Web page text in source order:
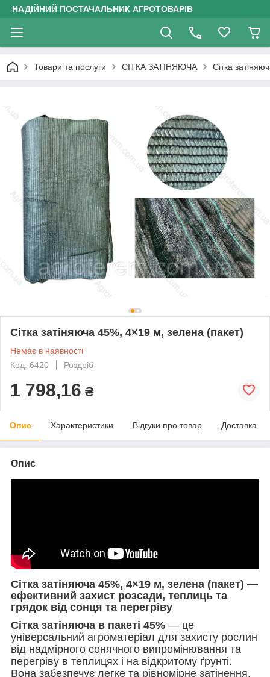
НАДІЙНИЙ ПОСТАЧАЛЬНИК АГРОТОВАРІВ
Товари та послуги СІТКА ЗАТІНЯЮЧА Сітка
Сітка затіняюча 45%, 4×19 м, зелена (пакет)
Немає в наявності
Код: 6420
Роздріб
1 798,16 ₴
Опис Характеристики Відгуки про товар Доставка
Опис
Сітка затіняюча 45%, 4×19 м, зелена (пакет) —
ефективний захист розсади, теплиць та
грядок від сонця та перегріву
Сітка затіняюча в пакеті 45% — це
універсальний агроматеріал для захисту рослин
від надмірного сонячного випромінювання та
перегріву в теплицях і на відкритому ґрунті.
Вона забезпечує легке та рівномірне затінення,